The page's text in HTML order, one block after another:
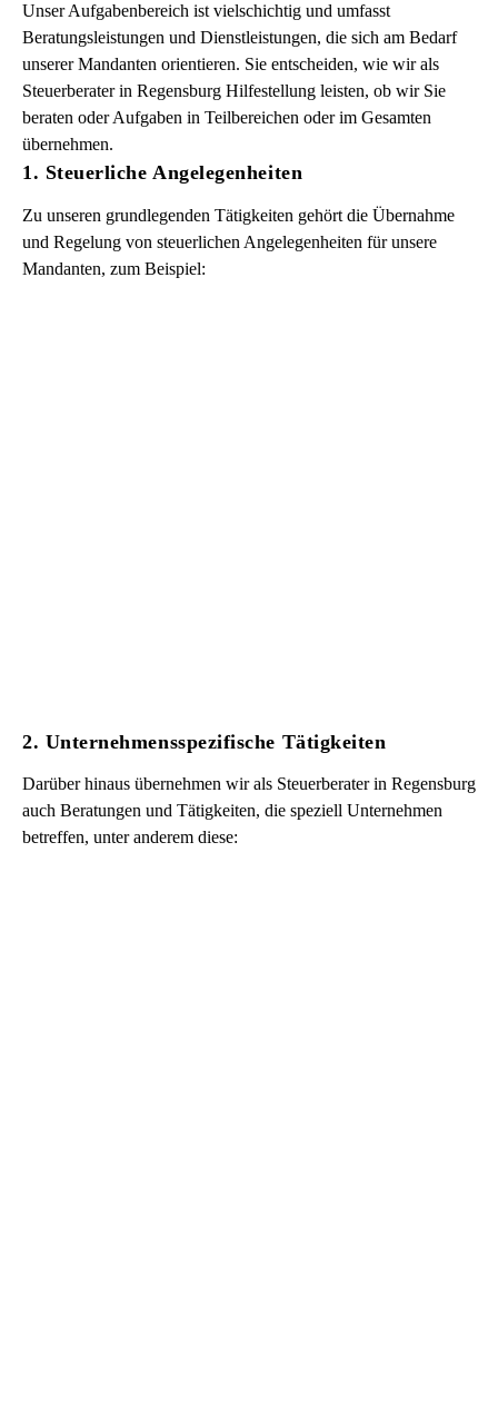
Unser Aufgabenbereich ist vielschichtig und umfasst
Beratungsleistungen und Dienstleistungen, die sich am Bedarf
unserer Mandanten orientieren. Sie entscheiden, wie wir als
Steuerberater in Regensburg Hilfestellung leisten, ob wir Sie
beraten oder Aufgaben in Teilbereichen oder im Gesamten
übernehmen.
1. Steuerliche Angelegenheiten
Zu unseren grundlegenden Tätigkeiten gehört die Übernahme
und Regelung von steuerlichen Angelegenheiten für unsere
Mandanten, zum Beispiel:
2. Unternehmensspezifische Tätigkeiten
Darüber hinaus übernehmen wir als Steuerberater in Regensburg
auch Beratungen und Tätigkeiten, die speziell Unternehmen
betreffen, unter anderem diese: